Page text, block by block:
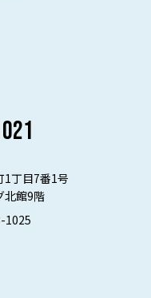
1丁目7番1号
北館9階
1025